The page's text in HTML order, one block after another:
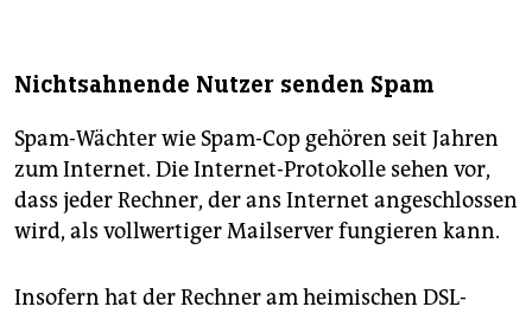
Nichtsahnende Nutzer senden Spam
Spam-Wächter wie Spam-Cop gehören seit Jahren
zum Internet. Die Internet-Protokolle sehen vor,
dass jeder Rechner, der ans Internet angeschlossen
wird, als vollwertiger Mailserver fungieren kann.
Insofern hat der Rechner am heimischen DSL-